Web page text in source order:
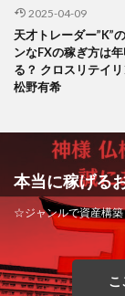
2025-04-09
天才トレーダー”K”
ンなFXの稼ぎ方は
る？ クロスリテイ
松野有希
本当に稼げる
☆ジャンルで資産構
こ